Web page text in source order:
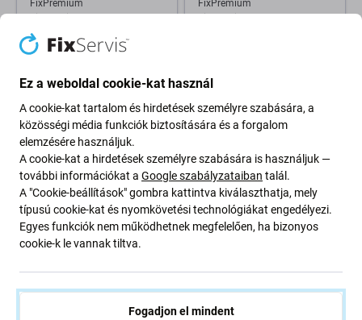
FixPremium
- Xiaomi Redmi Note 12 Pro
Plus, kék
RAKTÁRON 1 db
FixPremium
RENDELÉSRE
üveg - Xiaomi Redmi Note 10
Edzett üveg - Xiaomi Redmi
Ez a weboldal cookie-kat használ
A cookie-kat tartalom és hirdetések személyre szabására, a
közösségi média funkciók biztosítására és a forgalom
elemzésére használjuk.
A cookie-kat a hirdetések személyre szabására is használjuk —
további információkat a Google szabályzataiban talál.
A "Cookie-beállítások" gombra kattintva kiválaszthatja, mely
típusú cookie-kat és nyomkövetési technológiákat engedélyezi.
Egyes funkciók nem működhetnek megfelelően, ha bizonyos
cookie-k le vannak tiltva.
Fogadjon el mindent